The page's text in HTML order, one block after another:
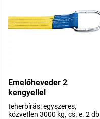
Emelőheveder 2
kengyellel
teherbírás: egyszeres,
közvetlen 3000 kg, cs. e. 2 db